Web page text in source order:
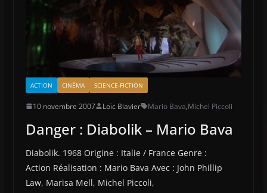
ACTION CINÉMA SCIENCE-FICTION
10 novembre 2007 Loïc Blavier Mario Bava,Michel Piccoli
Danger : Diabolik – Mario Bava
Diabolik. 1968 Origine : Italie / France Genre :
Action Réalisation : Mario Bava Avec : John Phillip
Law, Marisa Mell, Michel Piccoli,